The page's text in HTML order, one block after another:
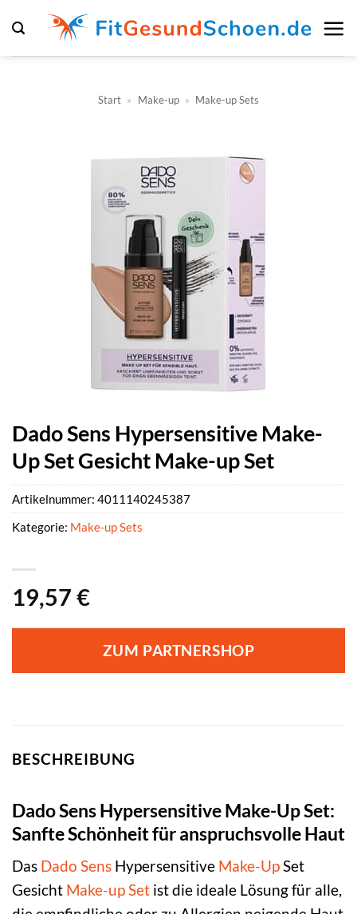
Inhalt
springen
Start » Make-up » Make-up Sets
Dado Sens Hypersensitive Make-
Up Set Gesicht Make-up Set
19,57 €
ZUM PARTNERSHOP
Artikelnummer: 4011140245387
Kategorie: Make-up Sets
BESCHREIBUNG
Dado Sens Hypersensitive Make-Up Set:
Sanfte Schönheit für anspruchsvolle Haut
Das Dado Sens Hypersensitive Make-UpSet
Gesicht Make-up Set ist die ideale Lösung für alle,